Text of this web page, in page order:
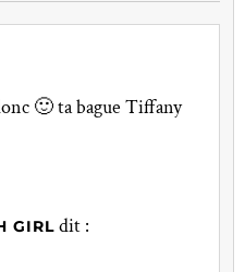
🙂 ta bague Tiffany
GIRL dit :